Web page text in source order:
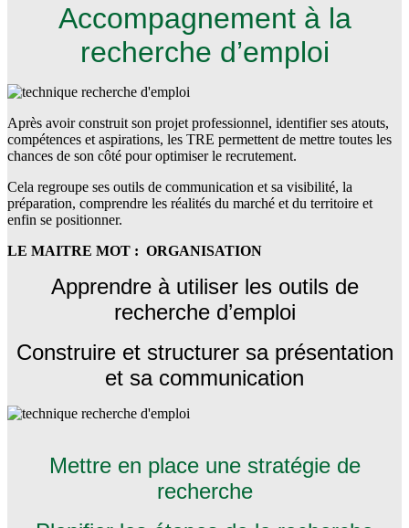
Accompagnement à la
recherche d’emploi
Après avoir construit son projet professionnel, identifier ses atouts,
compétences et aspirations, les TRE permettent de mettre toutes les
chances de son côté pour optimiser le recrutement.
Cela regroupe ses outils de communication et sa visibilité, la
préparation, comprendre les réalités du marché et du territoire et
enfin se positionner.
LE MAITRE MOT : ORGANISATION
Apprendre à utiliser les outils de
recherche d’emploi
Construire et structurer sa présentation
et sa communication
Mettre en place une stratégie de
recherche